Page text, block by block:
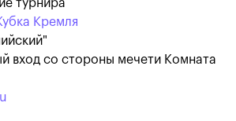
турнира
Кремля
вход со стороны мечети Комната